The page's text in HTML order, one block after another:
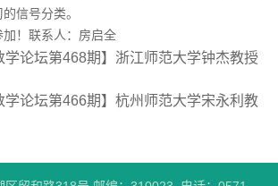
信号分类。
！联系人： 房启全
学论坛第468期】浙江师范大学钟杰教授
学论坛第466期】杭州师范大学宋永利教